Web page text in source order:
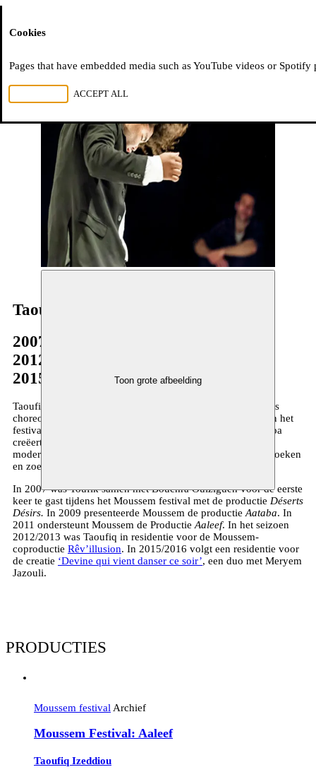
Toon grote afbeelding
Taoufiq Izeddiou
2007–2009
2012–2013
2015–2016
Taoufiq Izeddiou pendelt tussen Marokko en Frankrijk, en is
choreograaf, docent en artistiek directeur van Cie Anania en het
festival “On Marche” in Marrakech. Tussen Afrika en Europa
creëert hij een oeuvre dat de spanningen tussen traditie en
moderniteit, tussen het individu en de gemeenschap onderzoeken
en zoekt hij naar een nieuwe interpretatie van dans.
In 2007 was Toufik samen met Bouchra Ouiziguen voor de eerste
keer te gast tijdens het Moussem festival met de productie Déserts
Désirs. In 2009 presenteerde Moussem de productie Aataba. In
2011 ondersteunt Moussem de Productie Aaleef. In het seizoen
2012/2013 was Taoufiq in residentie voor de Moussem-
coproductie Rêv’illusion. In 2015/2016 volgt een residentie voor
de creatie ‘Devine qui vient danser ce soir’, een duo met Meryem
Jazouli.
PRODUCTIES
Moussem festival Archief
Moussem Festival: Aaleef
Taoufiq Izeddiou
Cookies
Pages that have embedded media such as YouTube videos or
ACCEPT ALL